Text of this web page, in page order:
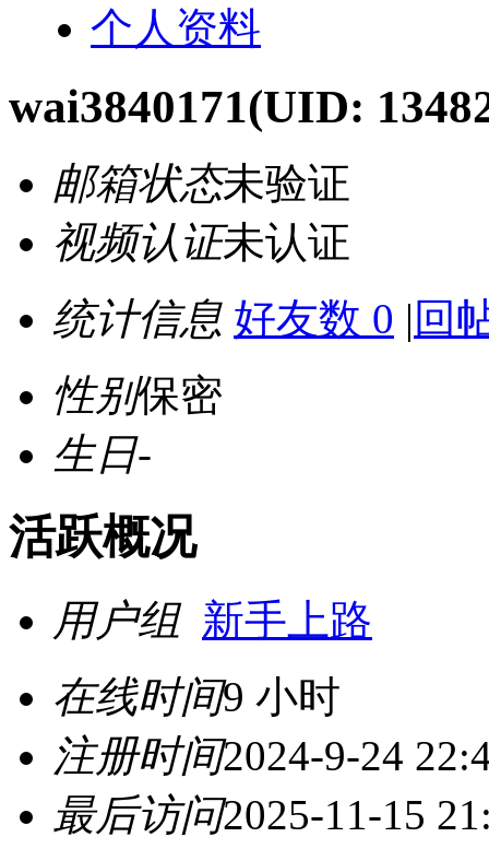
个人资料
wai3840171(UID:
邮箱状态未验证
视频认证未认证
统计信息 好友数 0 | 回
性别保密
生日-
活跃概况
用户组 新手上路
在线时间9 小时
注册时间2024-9-24
最后访问2025-11-15